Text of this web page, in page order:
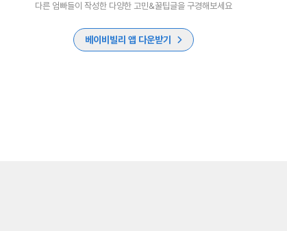
다른 엄빠들이 작성한 다양한 고민&꿀팁글을 구경해보세요
베이비빌리 앱 다운받기